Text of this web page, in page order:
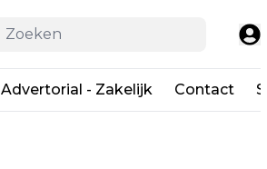
Advertorial - Zakelijk Contact